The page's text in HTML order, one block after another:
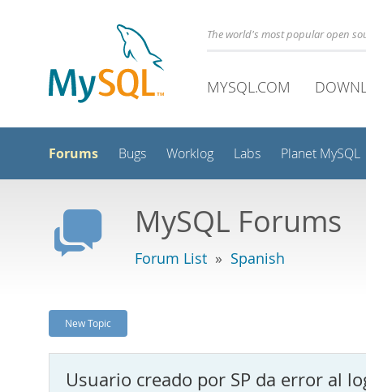
The world's most popular open
MYSQL.COM
Forums Bugs Worklog Labs Planet MySQL
MySQL Forums
Forum List » Spanish
New Topic
Usuario creado por SP da error al